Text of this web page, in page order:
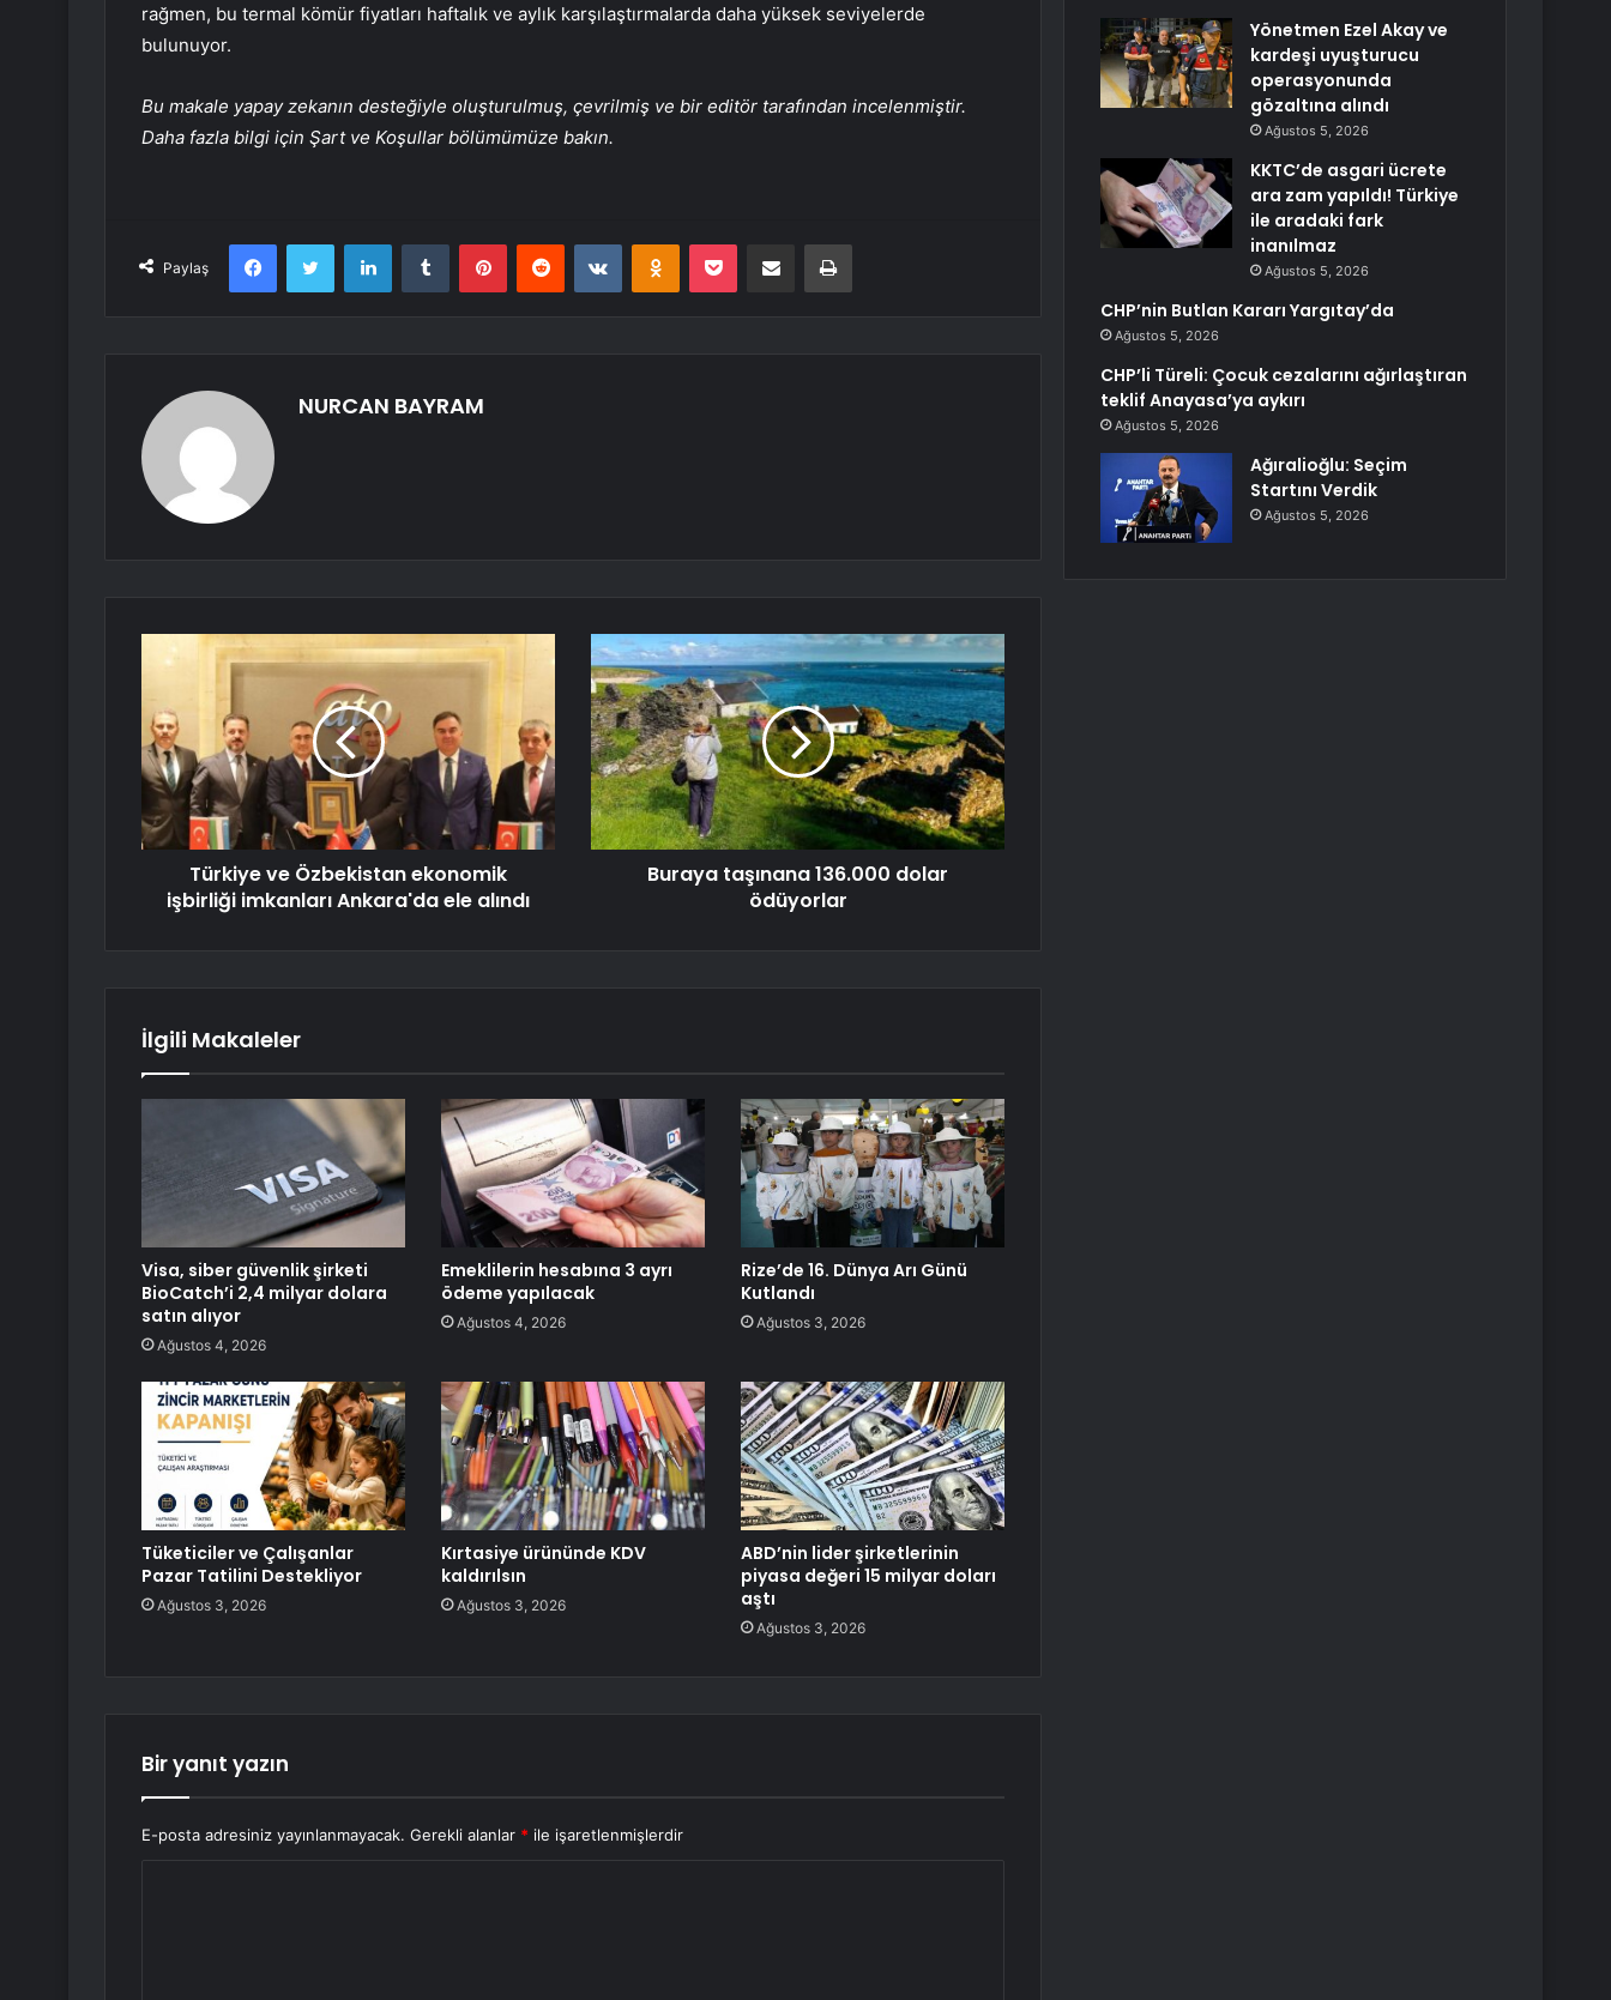
rağmen, bu termal kömür fiyatları haftalık ve aylık karşılaştırmalarda daha yüksek seviyelerde
bulunuyor.
Bu makale yapay zekanın desteğiyle oluşturulmuş, çevrilmiş ve bir editör tarafından incelenmiştir.
Daha fazla bilgi için Şart ve Koşullar bölümümüze bakın.
Paylaş
FacebookTwitter LinkedInTumblr PinterestReddit VKontakteOdnoklassniki
Pocket E-Posta ile paylaş Yazdır
NURCAN BAYRAM
Türkiye ve Özbekistan ekonomik
işbirliği imkanları Ankara'da ele alındı
Buraya taşınana 136.000 dolar
ödüyorlar
İlgili Makaleler
Visa, siber güvenlik şirketi
BioCatch’i 2,4 milyar dolara
satın alıyor
Ağustos 4, 2026
Emeklilerin hesabına 3 ayrı
ödeme yapılacak
Ağustos 4, 2026
Rize’de 16. Dünya Arı Günü
Kutlandı
Ağustos 3, 2026
Tüketiciler ve Çalışanlar
Pazar Tatilini Destekliyor
Ağustos 3, 2026
Kırtasiye ürününde KDV
kaldırılsın
Ağustos 3, 2026
ABD’nin lider şirketlerinin
piyasa değeri 15 milyar doları
aştı
Ağustos 3, 2026
Bir yanıt yazın
E-posta adresiniz yayınlanmayacak. Gerekli alanlar * ile işaretlenmişlerdir
Yönetmen Ezel Akay ve
kardeşi uyuşturucu
operasyonunda
gözaltına alındı
Ağustos 5, 2026
KKTC’de asgari ücrete
ara zam yapıldı! Türkiye
ile aradaki fark
inanılmaz
Ağustos 5, 2026
CHP’nin Butlan Kararı Yargıtay’da
Ağustos 5, 2026
CHP’li Türeli: Çocuk cezalarını ağırlaştıran
teklif Anayasa’ya aykırı
Ağustos 5, 2026
Ağıralioğlu: Seçim
Startını Verdik
Ağustos 5, 2026